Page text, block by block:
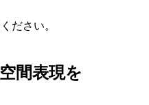
ださい。
間表現を